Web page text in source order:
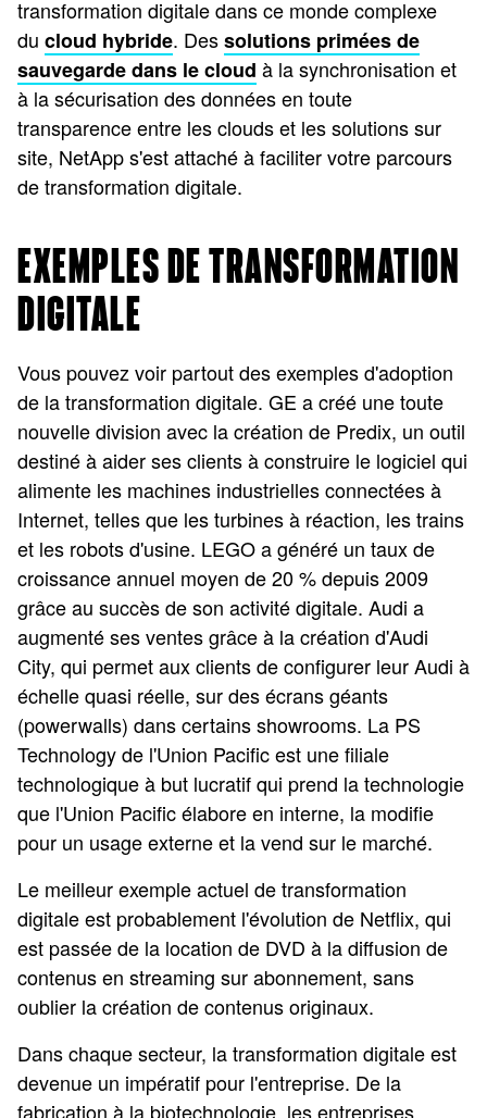
transformation digitale dans ce monde complexe
du cloud hybride. Dessolutions primées de
sauvegarde dans le cloud à la synchronisation et
à la sécurisation des données en toute
transparence entre les clouds et les solutions sur
site, NetApp s'est attaché à faciliter votre parcours
de transformation digitale.
EXEMPLES DE TRANSFORMATION
DIGITALE
Vous pouvez voir partout des exemples d'adoption
de la transformation digitale. GE a créé une toute
nouvelle division avec la création de Predix, un outil
destiné à aider ses clients à construire le logiciel qui
alimente les machines industrielles connectées à
Internet, telles que les turbines à réaction, les trains
et les robots d'usine. LEGO a généré un taux de
croissance annuel moyen de 20 % depuis 2009
grâce au succès de son activité digitale. Audi a
augmenté ses ventes grâce à la création d'Audi
City, qui permet aux clients de configurer leur Audi à
échelle quasi réelle, sur des écrans géants
(powerwalls) dans certains showrooms. La PS
Technology de l'Union Pacific est une filiale
technologique à but lucratif qui prend la technologie
que l'Union Pacific élabore en interne, la modifie
pour un usage externe et la vend sur le marché.
Le meilleur exemple actuel de transformation
digitale est probablement l'évolution de Netflix, qui
est passée de la location de DVD à la diffusion de
contenus en streaming sur abonnement, sans
oublier la création de contenus originaux.
Dans chaque secteur, la transformation digitale est
devenue un impératif pour l'entreprise. De la
fabrication à la biotechnologie, les entreprises